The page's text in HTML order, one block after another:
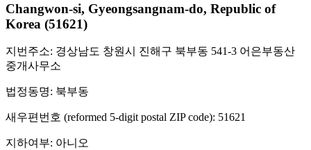
Changwon-si, Gyeongsangnam-do, Republic of
Korea (51621)
지번주소: 경상남도 창원시 진해구 북부동 541-3 어은부동산
중개사무소
법정동명: 북부동
새우편번호 (reformed 5-digit postal ZIP code): 51621
지하여부: 아니오